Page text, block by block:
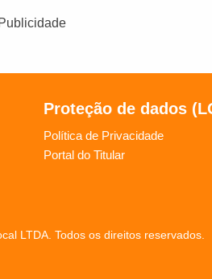
Publicidade
Proteção de dados
Política de Privacidade
Portal do Titular
LTDA. Todos os direitos reservados.